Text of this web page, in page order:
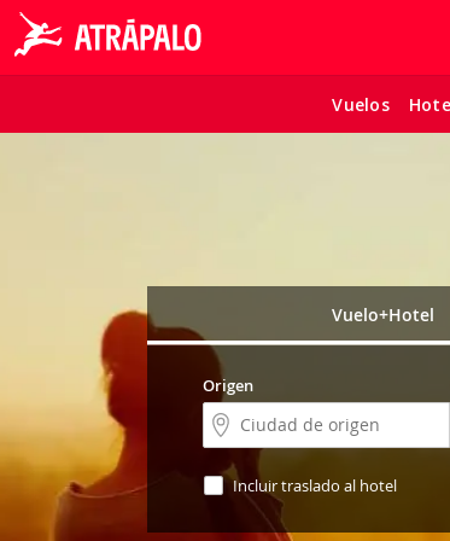
Vuelos
Vuelo+Hotel
Origen
Incluir traslado al hotel